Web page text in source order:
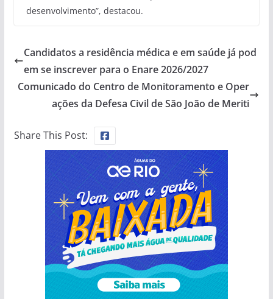
desenvolvimento”, destacou.
Candidatos a residência médica e em saúde já pod
em se inscrever para o Enare 2026/2027
Comunicado do Centro de Monitoramento e Oper
ações da Defesa Civil de São João de Meriti
Share This Post: